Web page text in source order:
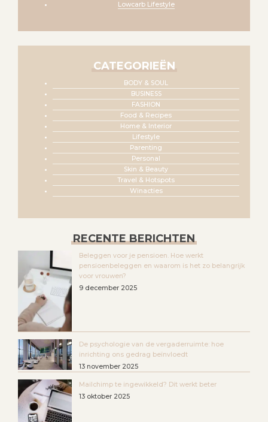
Lowcarb Lifestyle
CATEGORIEËN
BODY & SOUL
BUSINESS
FASHION
Food & Recipes
Home & Interior
Lifestyle
Parenting
Personal
Skin & Beauty
Travel & Hotspots
Winacties
RECENTE BERICHTEN
Beleggen voor je pensioen. Hoe werkt
pensioenbeleggen en waarom is het zo belangrijk
voor vrouwen?
9 december 2025
De psychologie van de vergaderruimte: hoe
inrichting ons gedrag beïnvloedt
13 november 2025
Mailchimp te ingewikkeld? Dit werkt beter
13 oktober 2025